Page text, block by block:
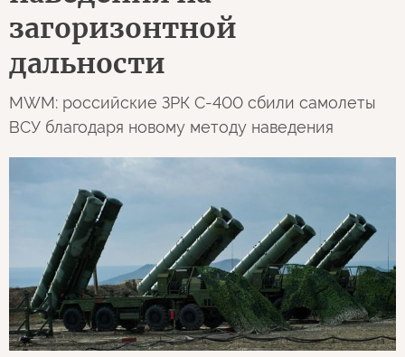
загоризонтной
дальности
MWM: российские ЗРК С-400 сбили самолеты
ВСУ благодаря новому методу наведения